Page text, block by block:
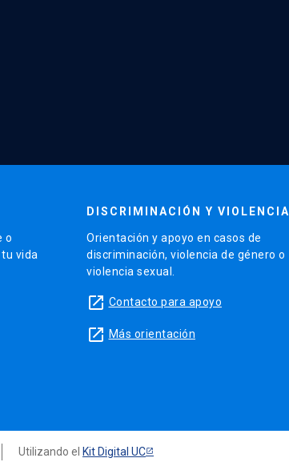
o
vida
DISCRIMINACIÓN Y VIOLENCIA
Orientación y apoyo en casos de
discriminación, violencia de género o
violencia sexual.
launch Contacto para apoyo
launch Más orientación
Utilizando el Kit Digital UC